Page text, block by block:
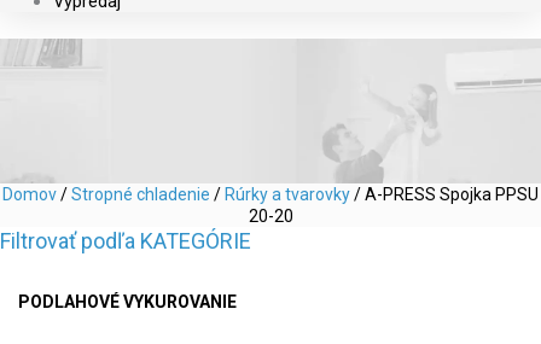
Domov/Stropné chladenie / Rúrky a tvarovky/ A-PRESS Spojka PPSU
20-20
Filtrovať podľa KATEGÓRIE
PODLAHOVÉ VYKUROVANIE